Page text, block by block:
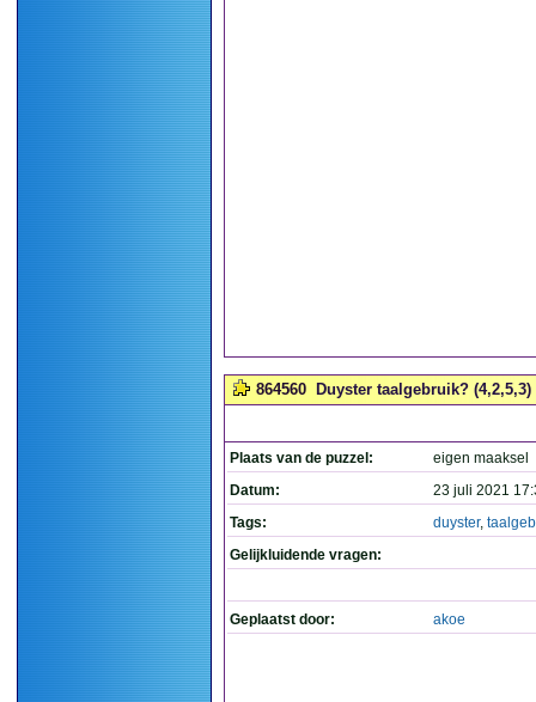
864560 Duyster taalgebruik? (4,2,5,3)
Plaats van de puzzel:
eigen maaksel
Datum:
23 juli 2021
Tags:
duyster,
Gelijkluidende vragen:
Geplaatst door: akoe